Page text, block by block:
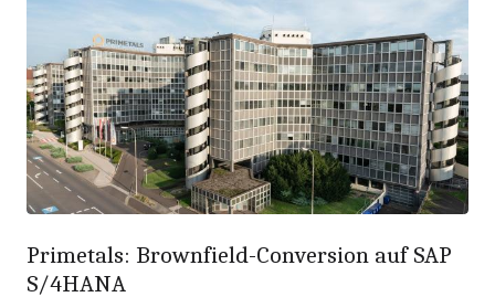
Primetals: Brownfield-Conversion auf SAP
S/4HANA